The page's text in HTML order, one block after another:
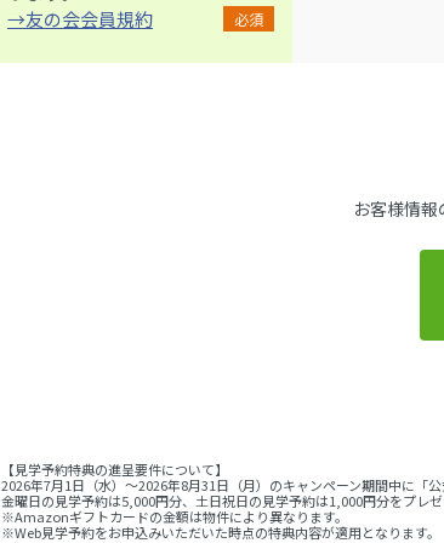
→友の会会員規約
必須
お客様情報
【見学予約特典の進呈要件について】
2026年7月1日（水）～2026年8月31日（月）のキャンペーン期間中に「
金曜日の見学予約は5,000円分、土日祝日の見学予約は1,000円分をプレゼ
※Amazonギフトカードの金額は物件により異なります。
※Web見学予約をお申込みいただいた時点の特典内容が適用となります。